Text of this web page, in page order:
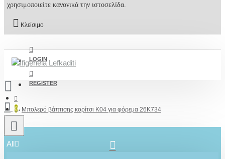
χρησιμοποιείτε κανονικά την ιστοσελίδα.
Κλείσιμο
LOGIN
REGISTER
0
All
Μπολερό βάπτισης κορίτσι K04 για φόρεμα 26K734